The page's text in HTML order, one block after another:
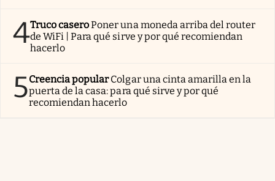
4Truco caseroPoner una moneda arriba del router
de WiFi | Para qué sirve y por qué recomiendan
hacerlo
5Creencia popularColgar una cinta amarilla en la
puerta de la casa: para qué sirve y por qué
recomiendan hacerlo